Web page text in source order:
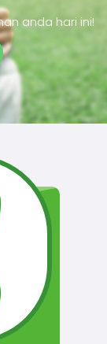
anda hari ini!